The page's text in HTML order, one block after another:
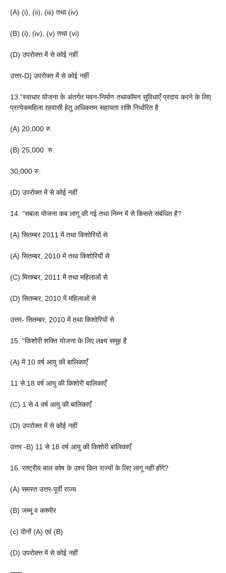
(A) (i), (ii), (iii) तथा (iv)
(B) (i), (iv), (v) तथा (vi)
(D) उपरोक्त्त में से कोई नहीं
उत्तर-D) उपरोक्त में से कोई नहीं
13.”स्वाधार योजना के अंतर्गत मवन-निर्माण तथाकॉमन सुविधाएँ प्रदाय करने के लिए
प्रत्येकमहिला रहवासी हेतु अधिकतम सहायता राशि निर्धारित है
(A) 20,000 रु.
(B) 25,000 रु.
30,000 रु.
(D) उपरोक्त में से कोई नहीं
14. “सबला योजना कब लागू की गई तथा निम्न में से किससे संबंधित है?
(A) सितम्बर 2011 में तथा किशोरियों से
(A) सितम्बर, 2010 में तथा किशोरियों से
(C) मित्तम्बर, 2011 में तथा महिलाओं से
(D) सितम्बर, 2010 में महिलाओं से
उत्तर- सितम्बर, 2010 में तथा किशोरियों से
15. “किशोरी शक्ति योजना के लिए लक्ष्य समूह है
(A) में 10 वर्ष आयु की बालिकाएँ
11 से 18 वर्ष आयु की किशोरी बालिकाएँ
(C) 1 से 4 वर्ष आयु की बालिकाएँ
(D) उपरोक्त में से कोई नहीं
उत्तर -B) 11 से 18 वर्ष आयु की किशोरी बालिकाएँ
16. राष्ट्रीय बाल कोष के उश्य किन राज्यों के लिए लागू नहीं होंगे?
(A) समस्त उत्तर-पूर्वी राज्य
(B) जम्मू व कश्मीर
(c) दोनों (A) एवं (B)
(D) उपरोक्त्त में से कोई नहीं